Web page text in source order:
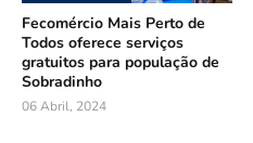
Fecomércio Mais Perto de
Todos oferece serviços
gratuitos para população de
Sobradinho
06 Abril, 2024